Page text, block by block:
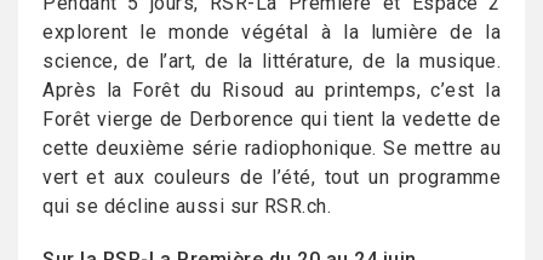
explorent le monde végétal à la lumière de la
science, de l’art, de la littérature, de la musique.
Après la Forêt du Risoud au printemps, c’est la
Forêt vierge de Derborence qui tient la vedette de
cette deuxième série radiophonique. Se mettre au
vert et aux couleurs de l’été, tout un programme
qui se décline aussi sur RSR.ch.